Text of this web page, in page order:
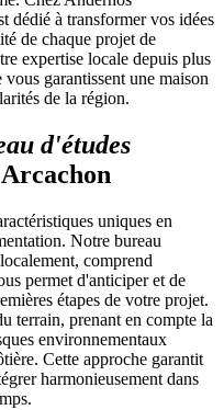
dédié à transformer vos idées
de chaque projet de
expertise locale depuis plus
garantissent une maison
de la région.
d'études
uniques en
Notre bureau
comprend
permet d'anticiper et de
étapes de votre projet.
terrain, prenant en compte la
environnementaux
Cette approche garantit
harmonieusement dans